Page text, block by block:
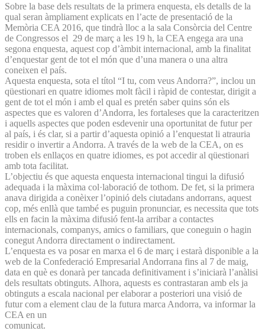
Sobre la base dels resultats de la primera enquesta, els detalls de la
qual seran àmpliament explicats en l’acte de presentació de la
Memòria CEA 2016, que tindrà lloc a la sala Consòrcia del Centre
de Congressos el 29 de març a les 19 h, la CEA engega ara una
segona enquesta, aquest cop d’àmbit internacional, amb la finalitat
d’enquestar gent de tot el món que d’una manera o una altra
coneixen el país.
Aquesta enquesta, sota el títol “I tu, com veus Andorra?”, inclou un
qüestionari en quatre idiomes molt fàcil i ràpid de contestar, dirigit a
gent de tot el món i amb el qual es pretén saber quins són els
aspectes que es valoren d’Andorra, les fortaleses que la caracteritzen
i aquells aspectes que poden esdevenir una oportunitat de futur per
al país, i és clar, si a partir d’aquesta opinió a l’enquestat li atrauria
residir o invertir a Andorra. A través de la web de la CEA, on es
troben els enllaços en quatre idiomes, es pot accedir al qüestionari
amb tota facilitat.
L’objectiu és que aquesta enquesta internacional tingui la difusió
adequada i la màxima col·laboració de tothom. De fet, si la primera
anava dirigida a conèixer l’opinió dels ciutadans andorrans, aquest
cop, més enllà que també es puguin pronunciar, es necessita que tots
ells en facin la màxima difusió fent-la arribar a contactes
internacionals, companys, amics o familiars, que coneguin o hagin
conegut Andorra directament o indirectament.
L’enquesta es va posar en marxa el 6 de març i estarà disponible a la
web de la Confederació Empresarial Andorrana fins al 7 de maig,
data en què es donarà per tancada definitivament i s’iniciarà l’anàlisi
dels resultats obtinguts. Alhora, aquests es contrastaran amb els ja
obtinguts a escala nacional per elaborar a posteriori una visió de
futur com a element clau de la futura marca Andorra, va informar la
CEA en un
comunicat.